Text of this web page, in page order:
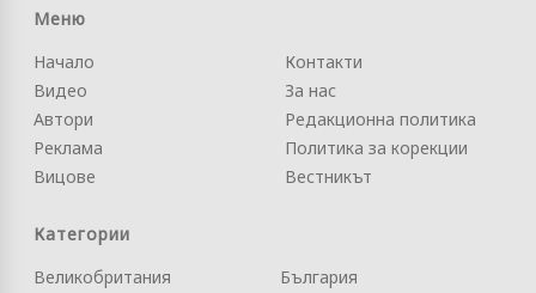
Меню
Начало
Видео
Автори
Реклама
Вицове
Контакти
За нас
Редакционна политика
Политика за корекции
Вестникът
Категории
Великобритания
България